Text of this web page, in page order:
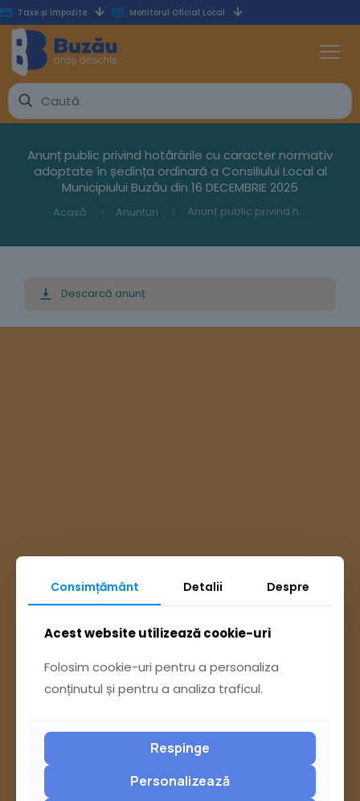
Taxe și impozite Monitorul Oficial Local
Anunț public privind hotărârile cu caracter normativ
adoptate în ședința ordinară a Consiliului Local al
Municipiului Buzău din 16 DECEMBRIE 2025
Acasă Anunturi Anunț public privind hotărârile cu caracter normativ adoptate în ședința ordinară a Consiliului Local al Municipiului Buzău din 16 DECEMBRIE 2025
Descarcă anunț
Ai întrebări? Accesează
sau trimite o sesizare pe Buzău City
Consimțământ Detalii Despre
Acest website utilizează cookie-uri
Folosim cookie-uri pentru a personaliza
conținutul și pentru a analiza traficul.
Respinge
Personalizează